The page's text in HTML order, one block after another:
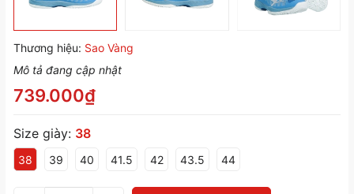
Thương hiệu: Sao Vàng
Mô tả đang cập nhật
739.000₫
Size giày: 38
38 39 40 41.5 42 43.5 44